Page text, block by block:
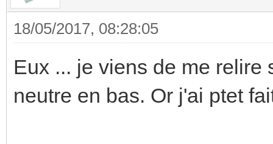
18/05/2017, 08:28:05
Eux ... je viens de me
neutre en bas. Or j'ai ptet